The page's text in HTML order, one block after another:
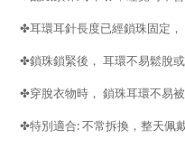
✤耳環耳針長度已經鎖珠固定，
✤鎖珠鎖緊後， 耳環不易鬆脫或
✤穿脫衣物時， 鎖珠耳環不易
✤特別適合: 不常拆換，整天佩